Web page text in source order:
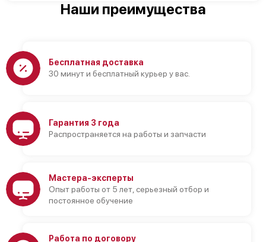
Наши преимущества
Бесплатная доставка
30 минут и бесплатный курьер у вас.
Гарантия 3 года
Распространяется на работы и запчасти
Мастера-эксперты
Опыт работы от 5 лет, серьезный отбор и
постоянное обучение
Работа по договору